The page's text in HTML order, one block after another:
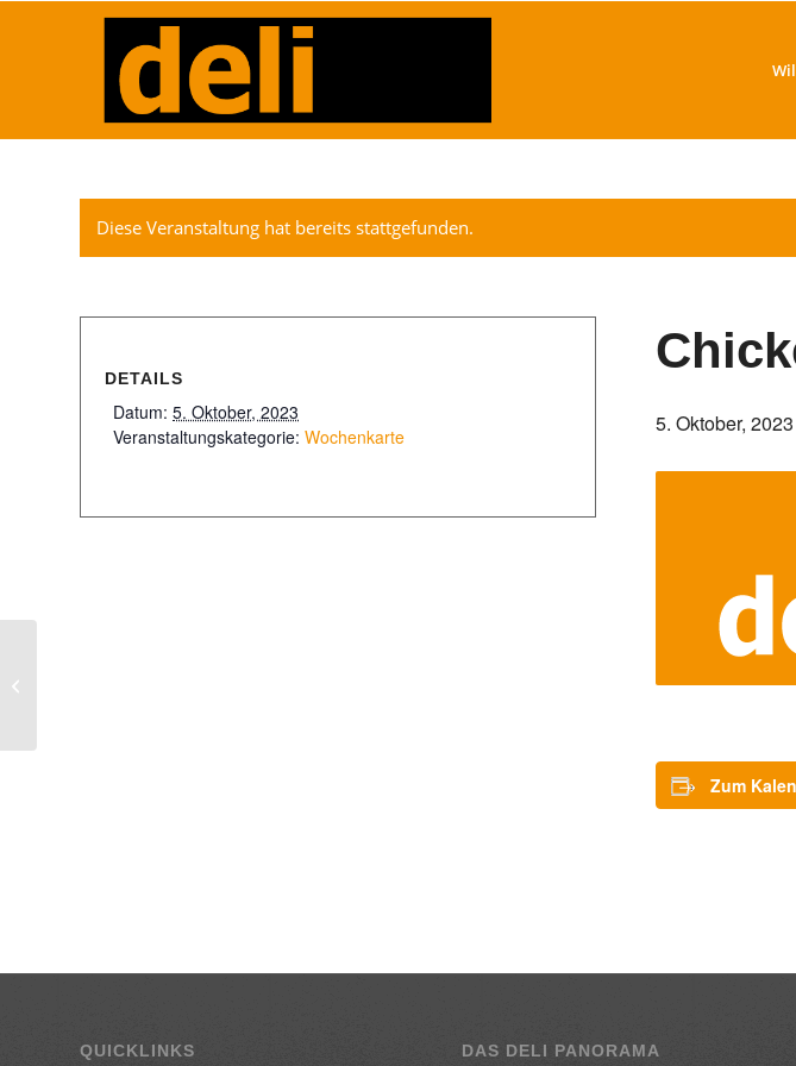
Diese Veranstaltung hat bereits stattgefunden.
5. Oktober, 2023
Zum
DETAILS
Datum: 5. Oktober, 2023
Veranstaltungskategorie: Wochenkarte
QUICKLINKS DAS DELI PANORAMA